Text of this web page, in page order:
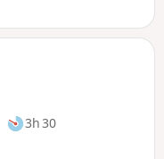
beau
3h 30